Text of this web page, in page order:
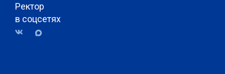
Ректор
в соцсетях